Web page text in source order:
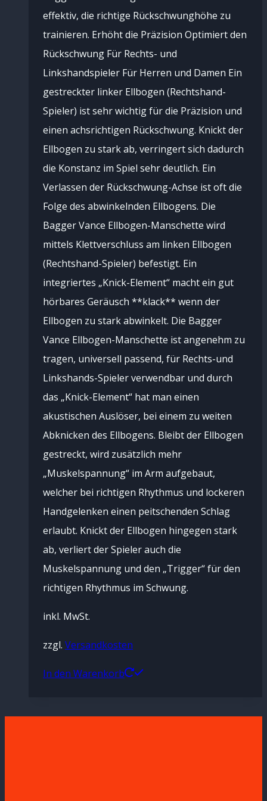
effektiv, die richtige Rückschwunghöhe zu
trainieren. Erhöht die Präzision Optimiert den
Rückschwung Für Rechts- und
Linkshandspieler Für Herren und Damen Ein
gestreckter linker Ellbogen (Rechtshand-
Spieler) ist sehr wichtig für die Präzision und
einen achsrichtigen Rückschwung. Knickt der
Ellbogen zu stark ab, verringert sich dadurch
die Konstanz im Spiel sehr deutlich. Ein
Verlassen der Rückschwung-Achse ist oft die
Folge des abwinkelnden Ellbogens. Die
Bagger Vance Ellbogen-Manschette wird
mittels Klettverschluss am linken Ellbogen
(Rechtshand-Spieler) befestigt. Ein
integriertes „Knick-Element“ macht ein gut
hörbares Geräusch **klack** wenn der
Ellbogen zu stark abwinkelt. Die Bagger
Vance Ellbogen-Manschette ist angenehm zu
tragen, universell passend, für Rechts-und
Linkshands-Spieler verwendbar und durch
das „Knick-Element“ hat man einen
akustischen Auslöser, bei einem zu weiten
Abknicken des Ellbogens. Bleibt der Ellbogen
gestreckt, wird zusätzlich mehr
„Muskelspannung“ im Arm aufgebaut,
welcher bei richtigen Rhythmus und lockeren
Handgelenken einen peitschenden Schlag
erlaubt. Knickt der Ellbogen hingegen stark
ab, verliert der Spieler auch die
Muskelspannung und den „Trigger“ für den
richtigen Rhythmus im Schwung.
inkl. MwSt.
zzgl. Versandkosten
In den Warenkorb